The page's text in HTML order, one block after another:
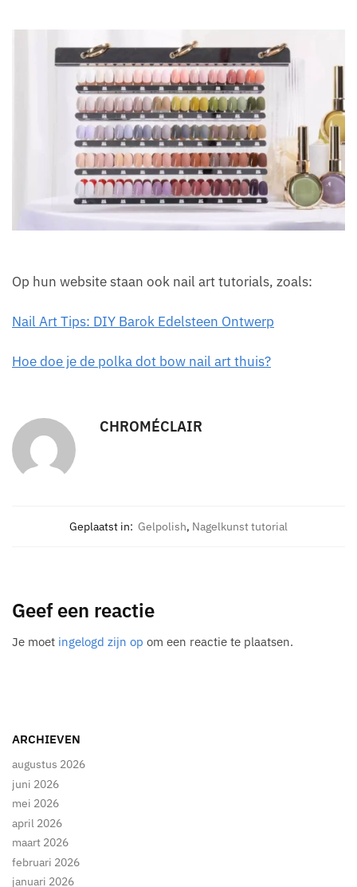
Op hun website staan ook nail art tutorials, zoals:
Nail Art Tips: DIY Barok Edelsteen Ontwerp
Hoe doe je de polka dot bow nail art thuis?
CHROMÉCLAIR
Geplaatst in: Gelpolish, Nagelkunst tutorial
Geef een reactie
Je moet ingelogd zijn op om een reactie te plaatsen.
ARCHIEVEN
augustus 2026
juni 2026
mei 2026
april 2026
maart 2026
februari 2026
januari 2026